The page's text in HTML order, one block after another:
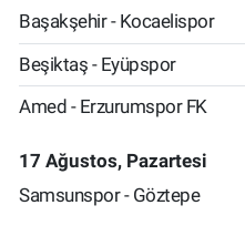
Başakşehir - Kocaelispor
Beşiktaş - Eyüpspor
Amed - Erzurumspor FK
17 Ağustos, Pazartesi
Samsunspor - Göztepe